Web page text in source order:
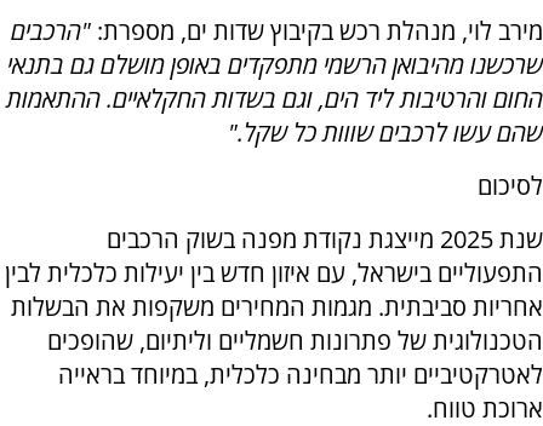
מירב לוי, מנהלת רכש בקיבוץ שדות ים, מספרת: "הרכבים
שרכשנו מהיבואן הרשמי מתפקדים באופן מושלם גם בתנאי
החום והרטיבות ליד הים, וגם בשדות החקלאיים. ההתאמות
שהם עשו לרכבים שווות כל שקל."
לסיכום
שנת 2025 מייצגת נקודת מפנה בשוק הרכבים
התפעוליים בישראל, עם איזון חדש בין יעילות כלכלית לבין
אחריות סביבתית. מגמות המחירים משקפות את הבשלות
הטכנולוגית של פתרונות חשמליים וליתיום, שהופכים
לאטרקטיביים יותר מבחינה כלכלית, במיוחד בראייה
ארוכת טווח.